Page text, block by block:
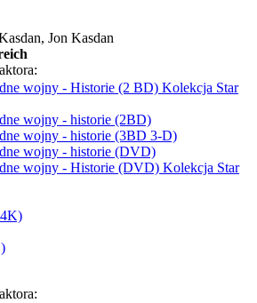
, Jon Kasdan
wojny - Historie (2 BD) Kolekcja Star
wojny - historie (2BD)
wojny - historie (3BD 3-D)
wojny - historie (DVD)
wojny - Historie (DVD) Kolekcja Star